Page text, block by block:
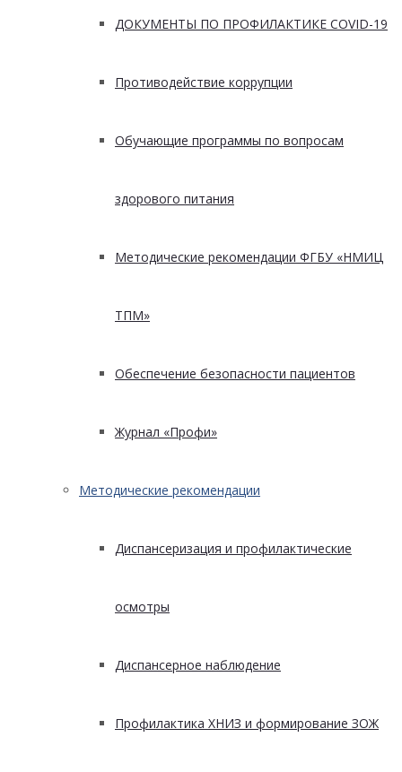
ДОКУМЕНТЫ ПО ПРОФИЛАКТИКЕ COVID-19
Противодействие коррупции
Обучающие программы по вопросам
здорового питания
Методические рекомендации ФГБУ «НМИЦ
ТПМ»
Обеспечение безопасности пациентов
Журнал «Профи»
Методические рекомендации
Диспансеризация и профилактические
осмотры
Диспансерное наблюдение
Профилактика ХНИЗ и формирование ЗОЖ